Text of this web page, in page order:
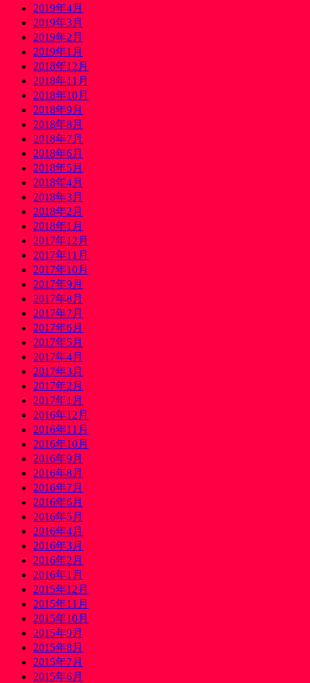
2019年4月
2019年3月
2019年2月
2019年1月
2018年12月
2018年11月
2018年10月
2018年9月
2018年8月
2018年7月
2018年6月
2018年5月
2018年4月
2018年3月
2018年2月
2018年1月
2017年12月
2017年11月
2017年10月
2017年9月
2017年8月
2017年7月
2017年6月
2017年5月
2017年4月
2017年3月
2017年2月
2017年1月
2016年12月
2016年11月
2016年10月
2016年9月
2016年8月
2016年7月
2016年6月
2016年5月
2016年4月
2016年3月
2016年2月
2016年1月
2015年12月
2015年11月
2015年10月
2015年9月
2015年8月
2015年7月
2015年6月